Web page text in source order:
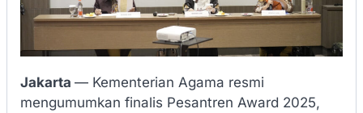
Jakarta — Kementerian Agama resmi
mengumumkan finalis Pesantren Award 2025,